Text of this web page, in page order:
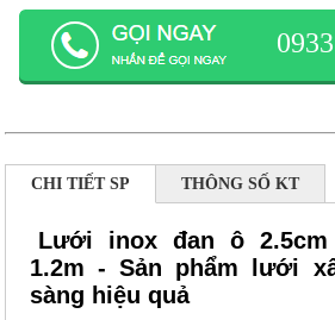
CHI TIẾT SP THÔNG SỐ KT
Lưới inox đan ô 2.5cm
1.2m - Sản phẩm lưới
sàng hiệu quả